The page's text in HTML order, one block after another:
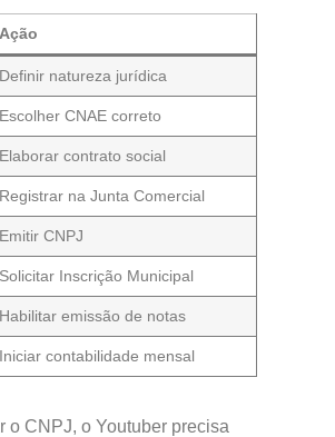
Ação
Definir natureza jurídica
Escolher CNAE correto
Elaborar contrato social
Registrar na Junta Comercial
Emitir CNPJ
Solicitar Inscrição Municipal
Habilitar emissão de notas
Iniciar contabilidade mensal
o CNPJ, o Youtuber precisa